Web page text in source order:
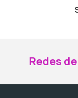
Redes